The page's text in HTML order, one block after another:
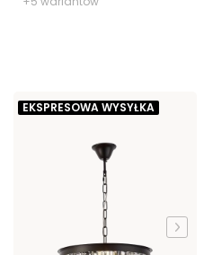
EKSPRESOWA WYSYŁKA